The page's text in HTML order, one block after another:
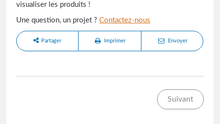
visualiser les produits !
Une question, un projet ?Contactez-nous
Partager Imprimer Envoyer
Suivant